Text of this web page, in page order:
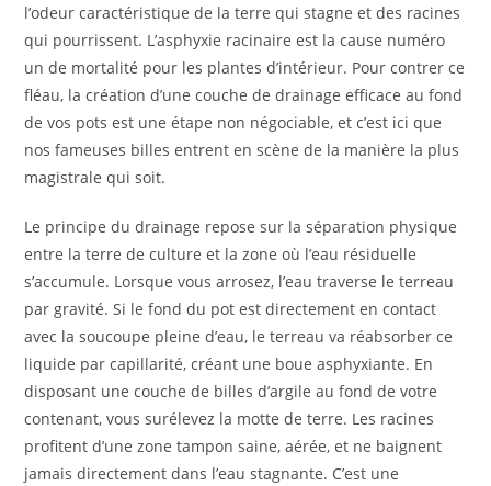
l’odeur caractéristique de la terre qui stagne et des racines
qui pourrissent. L’asphyxie racinaire est la cause numéro
un de mortalité pour les plantes d’intérieur. Pour contrer ce
fléau, la création d’une couche de drainage efficace au fond
de vos pots est une étape non négociable, et c’est ici que
nos fameuses billes entrent en scène de la manière la plus
magistrale qui soit.
Le principe du drainage repose sur la séparation physique
entre la terre de culture et la zone où l’eau résiduelle
s’accumule. Lorsque vous arrosez, l’eau traverse le terreau
par gravité. Si le fond du pot est directement en contact
avec la soucoupe pleine d’eau, le terreau va réabsorber ce
liquide par capillarité, créant une boue asphyxiante. En
disposant une couche de billes d’argile au fond de votre
contenant, vous surélevez la motte de terre. Les racines
profitent d’une zone tampon saine, aérée, et ne baignent
jamais directement dans l’eau stagnante. C’est une